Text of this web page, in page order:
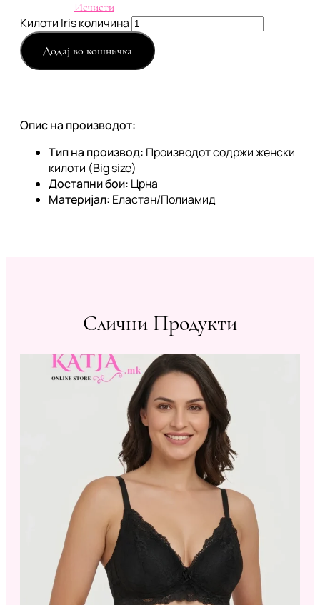
Исчисти
Килоти Iris количина
Додај во кошничка
Опис на производот:
Тип на производ: Производот содржи женски
килоти (Big size)
Достапни бои: Црна
Материјал: Еластан/Полиамид
Слични Продукти